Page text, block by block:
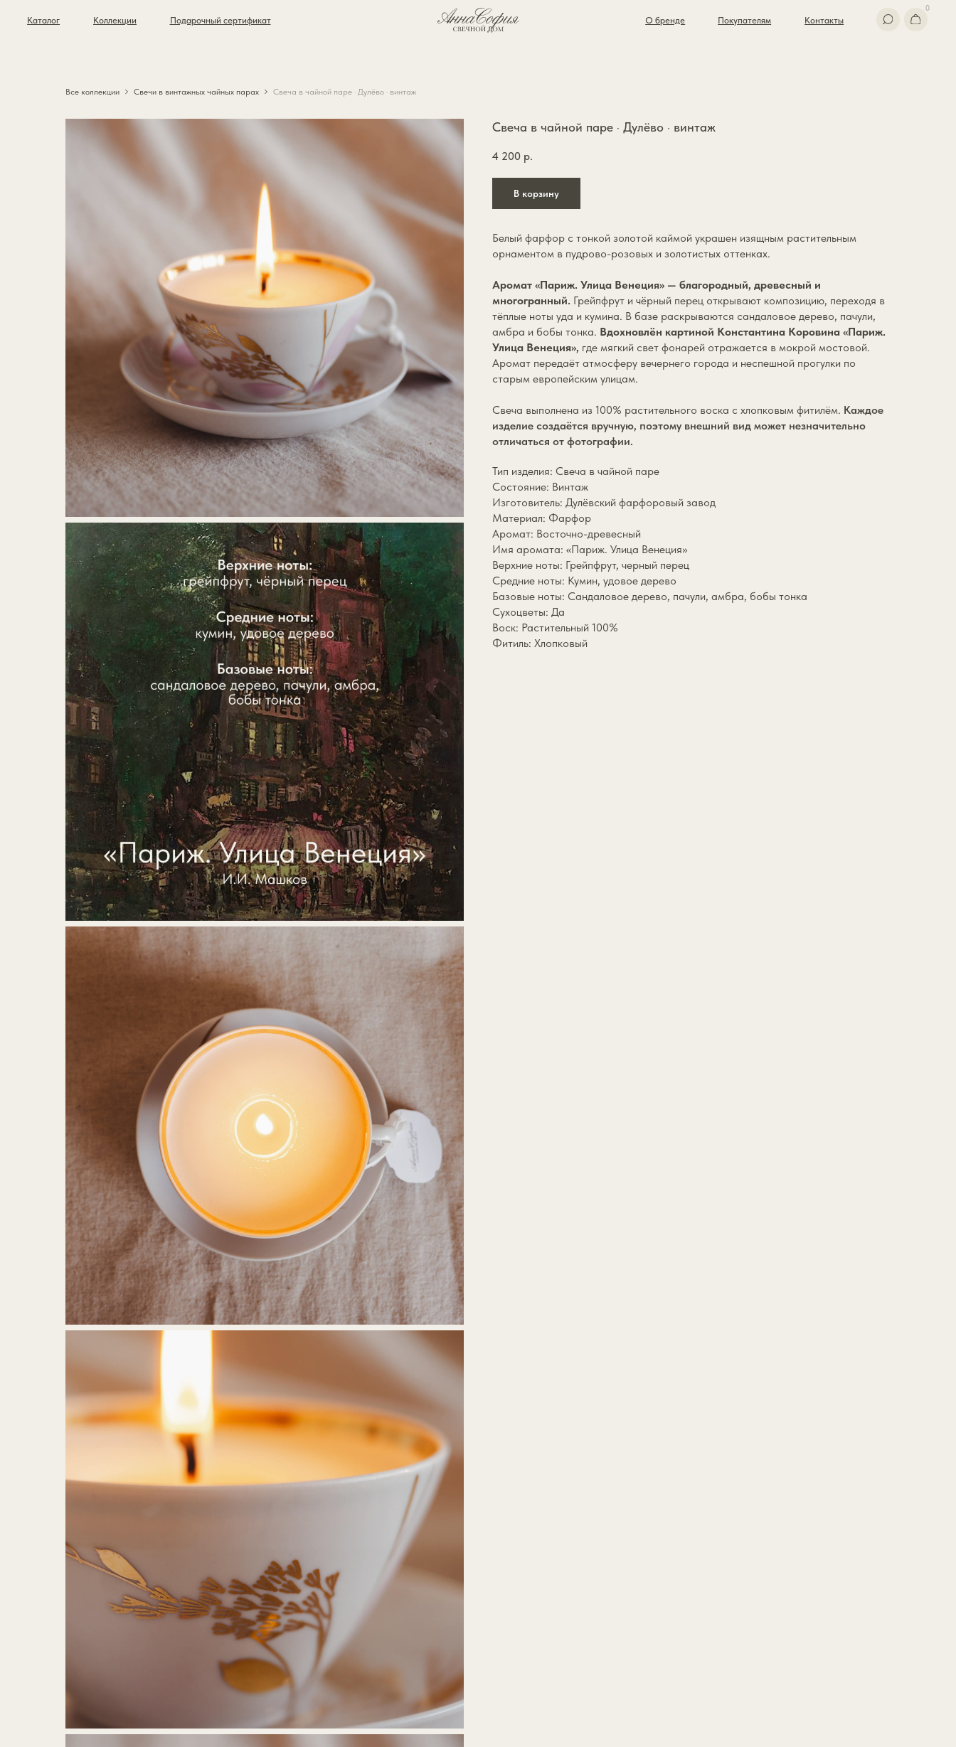
Контакты
Покупателям
Подарочный сертификат
Коллекции
Каталог
Все коллекции Свечи в винтажных чайных парах Свеча в чайной паре · Дулёво · винтаж
Свеча в чайной паре · Дулёво · винтаж
4 200 р.
В корзину
Белый фарфор с тонкой золотой каймой украшен изящным растительным
орнаментом в пудрово-розовых и золотистых оттенках.
Аромат «Париж. Улица Венеция» — благородный, древесный и
многогранный. Грейпфрут и чёрный перец открывают композицию, переходя в
тёплые ноты уда и кумина. В базе раскрываются сандаловое дерево, пачули,
амбра и бобы тонка. Вдохновлён картиной Константина Коровина «Париж.
Улица Венеция», где мягкий свет фонарей отражается в мокрой мостовой.
Аромат передаёт атмосферу вечернего города и неспешной прогулки по
старым европейским улицам.
Свеча выполнена из 100% растительного воска с хлопковым фитилём. Каждое
изделие создаётся вручную, поэтому внешний вид может незначительно
отличаться от фотографии.
Тип изделия: Свеча в чайной паре
Состояние: Винтаж
Изготовитель: Дулёвский фарфоровый завод
Материал: Фарфор
Аромат: Восточно-древесный
Имя аромата: «Париж. Улица Венеция»
Верхние ноты: Грейпфрут, черный перец
Средние ноты: Кумин, удовое дерево
Базовые ноты: Сандаловое дерево, пачули, амбра, бобы тонка
Сухоцветы: Да
Воск: Растительный 100%
Фитиль: Хлопковый